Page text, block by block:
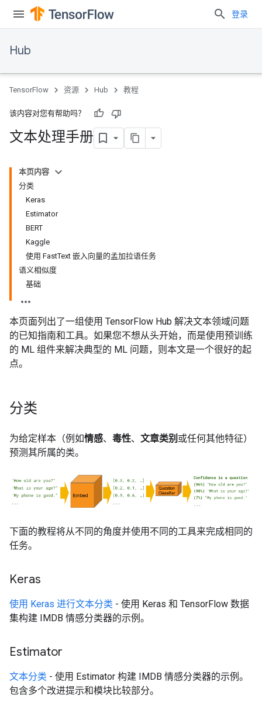
登录
Hub
TensorFlow 资源 Hub 教程
该内容对您有帮助吗？
文本处理手册
本页内容
分类
Keras
Estimator
BERT
Kaggle
使用 FastText 嵌入向量的孟加拉语任务
语义相似度
基础
本页面列出了一组使用 TensorFlow Hub 解决文本领域问题
的已知指南和工具。如果您不想从头开始，而是使用预训练
的 ML 组件来解决典型的 ML 问题，则本文是一个很好的起
点。
分类
为给定样本（例如情感、 毒性、 文章类别 或任何其他特征）
预测其所属的类。
下面的教程将从不同的角度并使用不同的工具来完成相同的
任务。
Keras
使用 Keras 进行文本分类 - 使用 Keras 和 TensorFlow 数据
集构建 IMDB 情感分类器的示例。
Estimator
文本分类 - 使用 Estimator 构建 IMDB 情感分类器的示例。
包含多个改进提示和模块比较部分。